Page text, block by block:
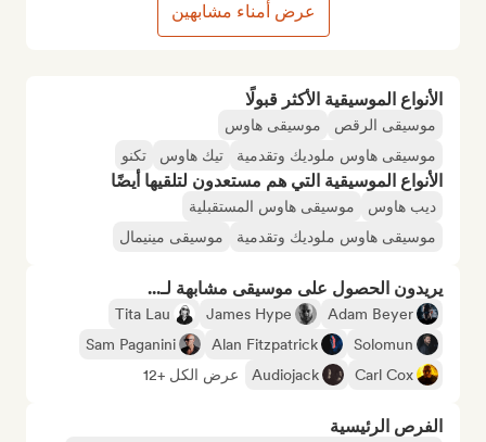
الأنواع الموسيقية الأكثر قبولًا
موسيقى الرقص
موسيقى هاوس
موسيقى هاوس ملوديك وتقدمية
تيك هاوس تكنو
الأنواع الموسيقية التي هم مستعدون لتلقيها أيضًا
ديب هاوس
موسيقى هاوس المستقبلية
موسيقى هاوس ملوديك وتقدمية
موسيقى مينيمال
يريدون الحصول على موسيقى مشابهة لـ...
Adam Beyer
James Hype
Tita Lau
Solomun
Alan Fitzpatrick
Sam Paganini
Carl Cox
Audiojack عرض الكل +12
الفرص الرئيسية
عرض أمناء مشابهين